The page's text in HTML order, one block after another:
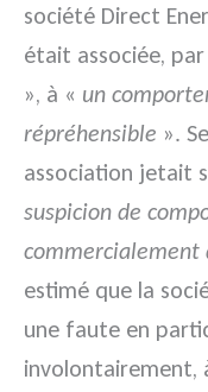
société Direct
était associée,
», à « un
répréhensible ».
association jetait
suspicion de
commercialement
estimé que la
une faute en
involontairement,